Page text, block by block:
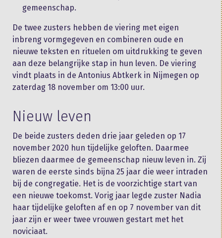
gemeenschap.
De twee zusters hebben de viering met eigen
inbreng vormgegeven en combineren oude en
nieuwe teksten en rituelen om uitdrukking te geven
aan deze belangrijke stap in hun leven. De viering
vindt plaats in de Antonius Abtkerk in Nijmegen op
zaterdag 18 november om 13:00 uur.
Nieuw leven
De beide zusters deden drie jaar geleden op 17
november 2020 hun tijdelijke geloften. Daarmee
bliezen daarmee de gemeenschap nieuw leven in. Zij
waren de eerste sinds bijna 25 jaar die weer intraden
bij de congregatie. Het is de voorzichtige start van
een nieuwe toekomst. Vorig jaar legde zuster Nadia
haar tijdelijke geloften af en op 7 november van dit
jaar zijn er weer twee vrouwen gestart met het
noviciaat.